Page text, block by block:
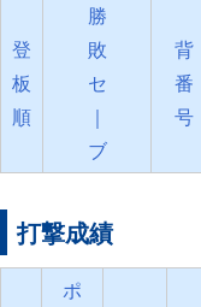
登
板
順
勝
敗
セ
｜
ブ
背
番
号
打撃成績
ポ